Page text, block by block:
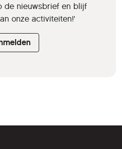
de nieuwsbrief en blijf
onze activiteiten!'